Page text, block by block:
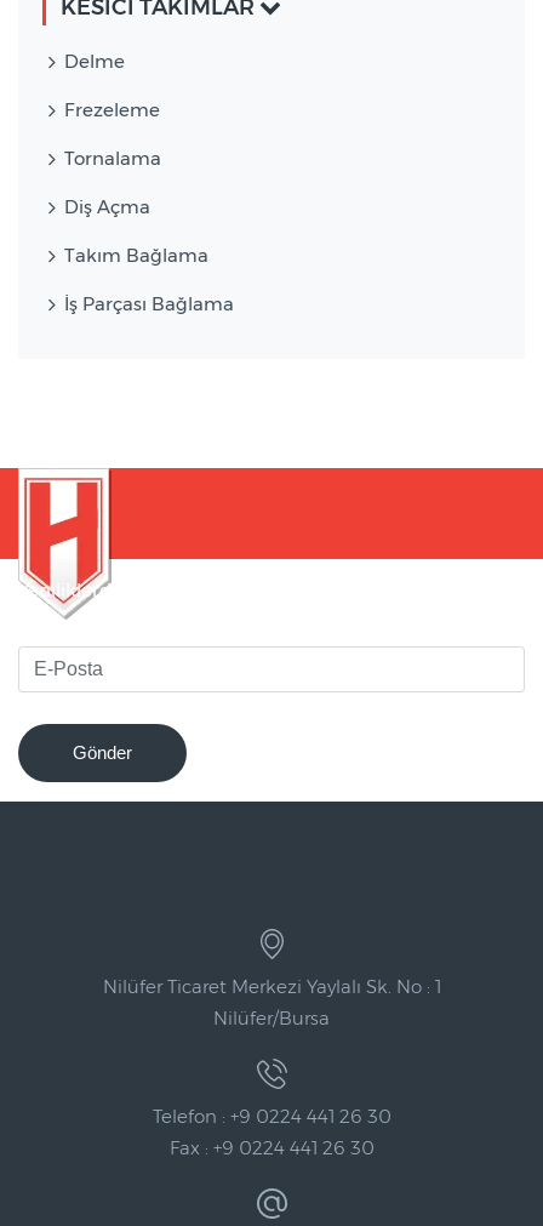
KESİCİ TAKIMLAR
Delme
Frezeleme
Tornalama
Diş Açma
Takım Bağlama
İş Parçası Bağlama
Yeniliklerden haberdar olmak için bültenimize kaydolun
Gönder
Nilüfer Ticaret Merkezi Yaylalı Sk. No : 1
Nilüfer/Bursa
Telefon : +9 0224 441 26 30
Fax : +9 0224 441 26 30